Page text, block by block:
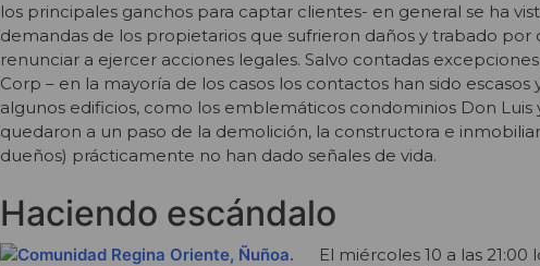
los principales ganchos para captar clientes- en general se ha
demandas de los propietarios que sufrieron daños y trabado por
renunciar a ejercer acciones legales. Salvo contadas
Corp – en la mayoría de los casos los contactos han sido escasos
algunos edificios, como los emblemáticos condominios Don Luis
quedaron a un paso de la demolición, la constructora e
dueños) prácticamente no han dado señales de vida.
Haciendo escándalo
El miércoles 10 a las